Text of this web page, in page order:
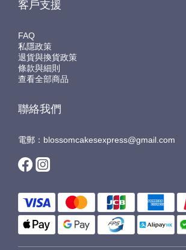
客戶支援
FAQ
私隱政策
退貨與換貨政策
條款與細則
查看全部商品
聯絡我們
電郵：blossomcakesexpress@gmail.com